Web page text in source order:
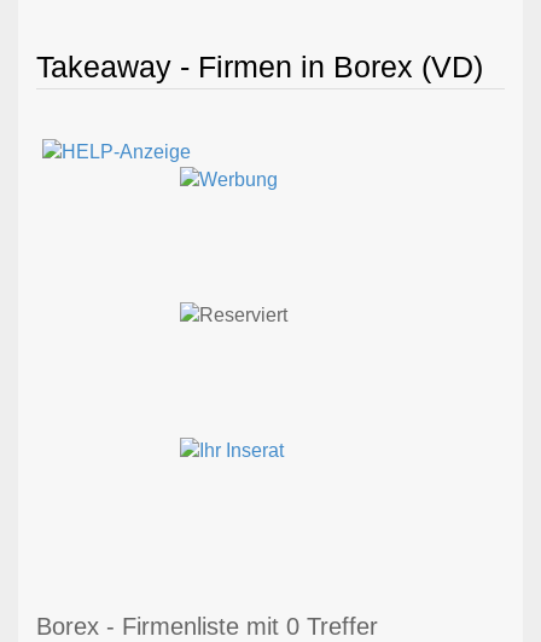
Takeaway - Firmen in Borex (VD)
Borex - Firmenliste mit 0 Treffer